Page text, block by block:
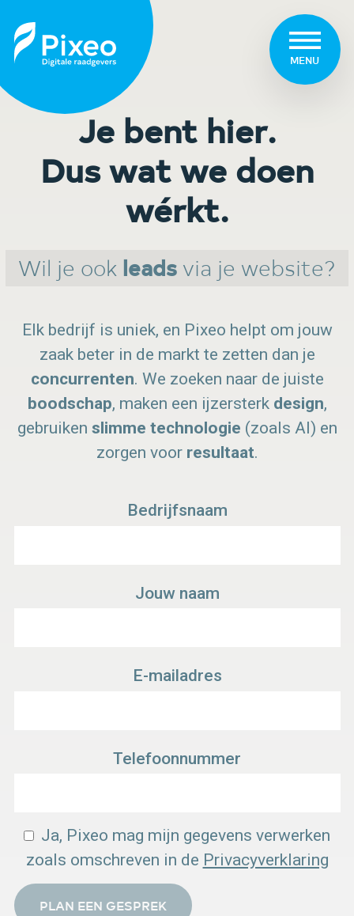
MENU
Je bent hier.
Dus wat we doen
wérkt.
Wil je ook leads via je website?
Elk bedrijf is uniek, en Pixeo helpt om jouw
zaak beter in de markt te zetten dan je
concurrenten. We zoeken naar de juiste
boodschap, maken een ijzersterk design,
gebruiken slimme technologie (zoals AI) en
zorgen voor resultaat.
Bedrijfsnaam
Jouw naam
E-mailadres
Telefoonnummer
Ja, Pixeo mag mijn gegevens verwerken
zoals omschreven in de Privacyverklaring
PLAN EEN GESPREK